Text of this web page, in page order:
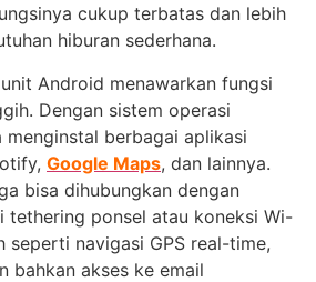
cukup terbatas dan lebih
hiburan sederhana.
Android menawarkan fungsi
Dengan sistem operasi
menginstal berbagai aplikasi
Google Maps, dan lainnya.
bisa dihubungkan dengan
tethering ponsel atau koneksi Wi-
seperti navigasi GPS real-time,
bahkan akses ke email